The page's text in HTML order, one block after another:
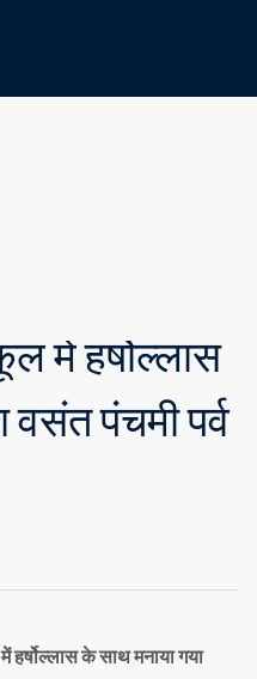
में हर्षोल्लास
पंचमी पर्व
हर्षोल्लास के साथ मनाया गया